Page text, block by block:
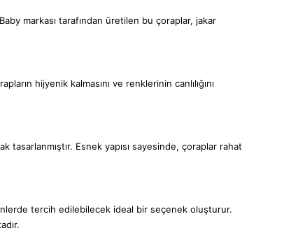
markası tarafından üretilen bu çoraplar, jakar
hijyenik kalmasını ve renklerinin canlılığını
Esnek yapısı sayesinde, çoraplar rahat
tercih edilebilecek ideal bir seçenek oluşturur.